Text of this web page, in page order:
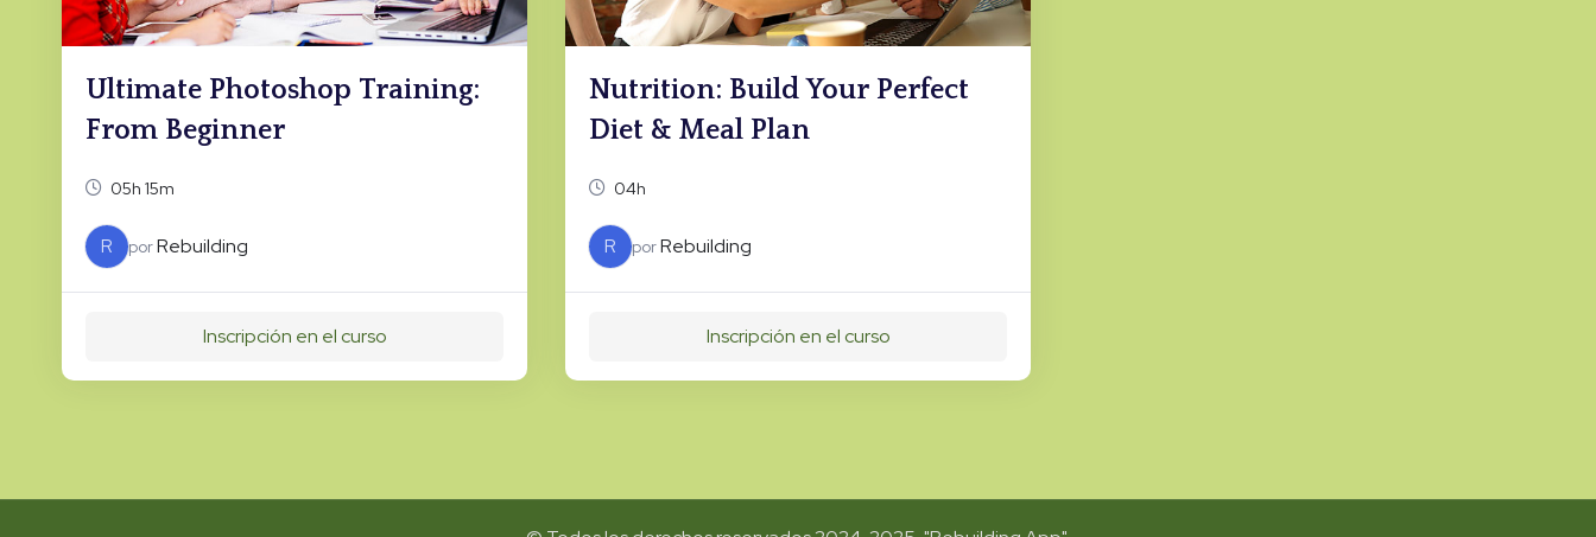
Ultimate Photoshop Training:
From Beginner
05h 15m
R porRebuilding
Inscripción en el curso
Nutrition: Build Your Perfect
Diet & Meal Plan
04h
R porRebuilding
Inscripción en el curso